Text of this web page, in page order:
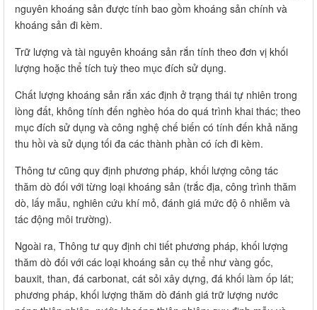
nguyên khoáng sản được tính bao gồm khoáng sản chính và
khoáng sản đi kèm.
Trữ lượng và tài nguyên khoáng sản rắn tính theo đơn vị khối
lượng hoặc thể tích tuỳ theo mục đích sử dụng.
Chất lượng khoáng sản rắn xác định ở trạng thái tự nhiên trong
lòng đất, không tính đến nghèo hóa do quá trình khai thác; theo
mục đích sử dụng và công nghệ chế biến có tính đến khả năng
thu hồi và sử dụng tối đa các thành phần có ích đi kèm.
Thông tư cũng quy định phương pháp, khối lượng công tác
thăm dò đối với từng loại khoáng sản (trắc địa, công trình thăm
dò, lấy mẫu, nghiên cứu khí mỏ, đánh giá mức độ ô nhiễm và
tác động môi trường).
Ngoài ra, Thông tư quy định chi tiết phương pháp, khối lượng
thăm dò đối với các loại khoáng sản cụ thể như vàng gốc,
bauxit, than, đá carbonat, cát sỏi xây dựng, đá khối làm ốp lát;
phương pháp, khối lượng thăm dò đánh giá trữ lượng nước